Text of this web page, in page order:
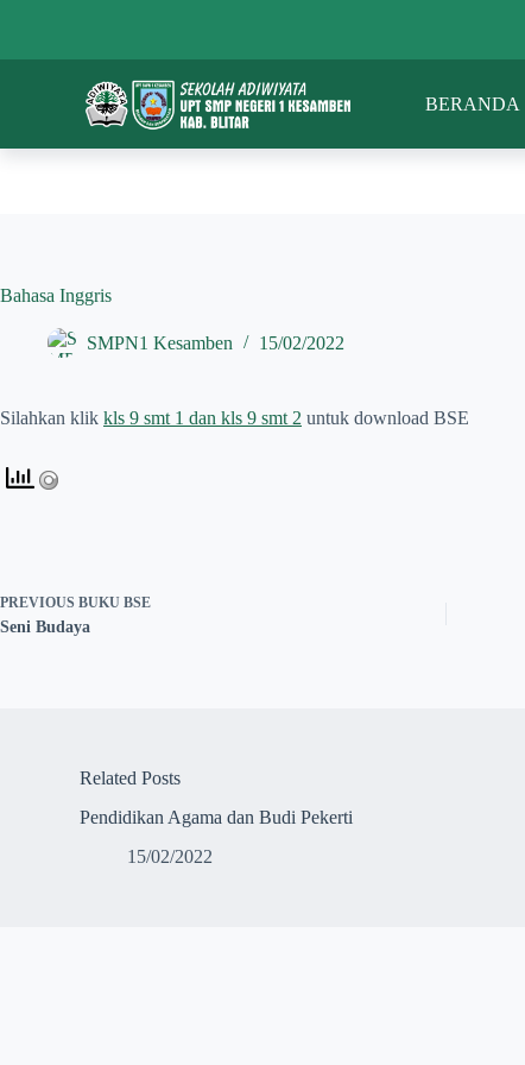
i
c
BERANDA
Bahasa Inggris
SMPN1 Kesamben 15/02/2022
Silahkan klik kls 9 smt 1 dan kls 9 smt 2 untuk download BSE
PREVIOUS BUKU BSE
Seni Budaya
Related Posts
Pendidikan Agama dan Budi Pekerti
15/02/2022